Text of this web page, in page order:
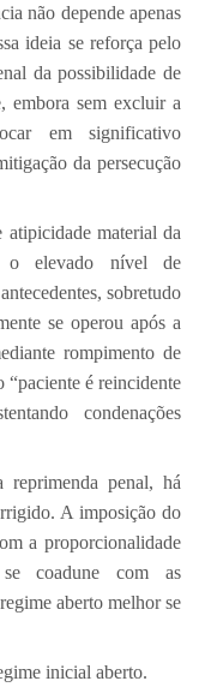
não depende apenas
ideia se reforça pelo
da possibilidade de
embora sem excluir a
em significativo
da persecução
atipicidade material da
o elevado nível de
sobretudo
se operou após a
rompimento de
“paciente é reincidente
condenações
penal, há
A imposição do
a proporcionalidade
coadune com as
aberto melhor se
inicial aberto.